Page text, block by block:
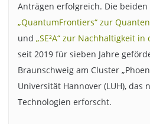
Anträgen erfolgreich. Die beiden
„QuantumFrontiers“ zur
und „SE²A“ zur Nachhaltigkeit
seit 2019 für sieben Jahre
Braunschweig am Cluster
Universität Hannover (LUH), das
Technologien erforscht.